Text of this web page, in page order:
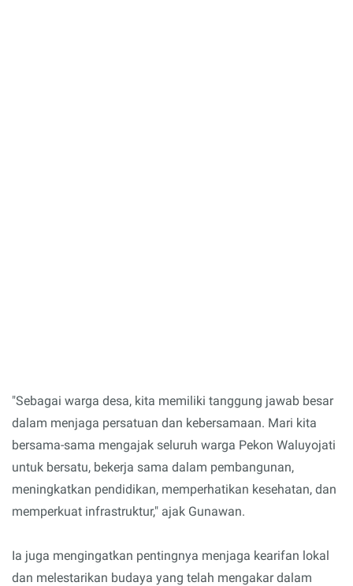
"Sebagai warga desa, kita memiliki tanggung jawab besar
dalam menjaga persatuan dan kebersamaan. Mari kita
bersama-sama mengajak seluruh warga Pekon Waluyojati
untuk bersatu, bekerja sama dalam pembangunan,
meningkatkan pendidikan, memperhatikan kesehatan, dan
memperkuat infrastruktur," ajak Gunawan.
Ia juga mengingatkan pentingnya menjaga kearifan lokal
dan melestarikan budaya yang telah mengakar dalam